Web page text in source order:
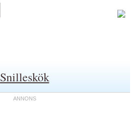
Snilleskök